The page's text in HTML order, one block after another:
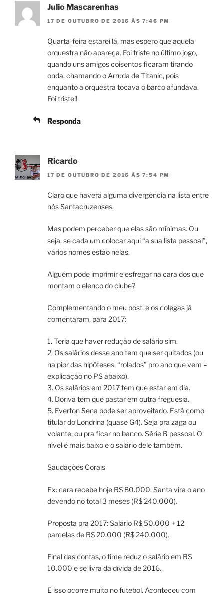
Julio Mascarenhas
17 DE OUTUBRO DE 2016 ÀS 7:46 PM
Quarta-feira estarei lá, mas espero que aquela
orquestra não apareça. Foi triste no último jogo,
quando uns amigos coisentos ficaram tirando
onda, chamando o Arruda de Titanic, pois
enquanto a orquestra tocava o barco afundava.
Foi triste!!
Responda
Ricardo
17 DE OUTUBRO DE 2016 ÀS 7:54 PM
Claro que haverá alguma divergência na lista entre
nós Santacruzenses.
Mas podem perceber que elas são mínimas. Ou
seja, se cada um colocar aqui “a sua lista pessoal”,
vários nomes estão nelas.
Alguém pode imprimir e esfregar na cara dos que
montam o elenco do clube?
Complementando o meu post, e os colegas já
comentaram, para 2017:
1. Teria que haver redução de salário sim.
2. Os salários desse ano tem que ser quitados (ou
na pior das hipóteses, “rolados” pro ano que vem =
explicação no PS abaixo).
3. Os salários em 2017 tem que estar em dia.
4. Doriva tem que pastar em outra freguesia.
5. Everton Sena pode ser aproveitado. Está como
titular do Londrina (quase G4). Seja pra zaga ou
volante, ou pra ficar no banco. Série B pessoal. O
nível é mais baixo e o salário dele também.
Saudações Corais
Ex: cara recebe hoje R$ 80.000. Santa vira o ano
devendo no total 3 meses (R$ 240.000).
Proposta pra 2017: Salário R$ 50.000 + 12
parcelas de R$ 20.000 (R$ 240.000).
Final das contas, o time reduz o salário em R$
10.000 e se livra da dívida de 2016.
E isso ocorre muito no futebol. Aconteceu com